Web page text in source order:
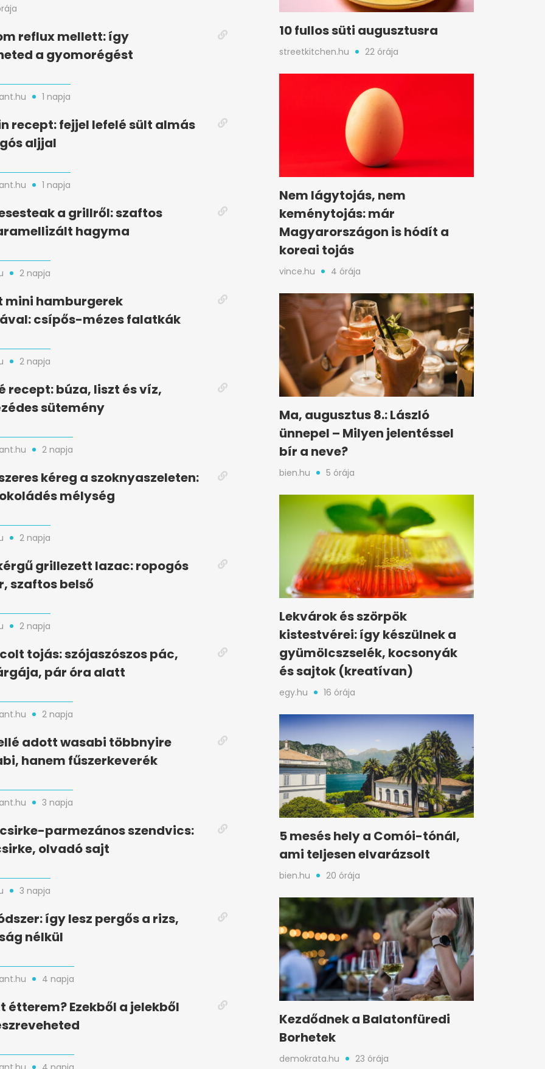
reflux mellett: így
a gyomorégést
1 napja
recept: fejjel lefelé sült almás
aljjal
1 napja
a grillről: szaftos
hagyma
2 napja
mini hamburgerek
csípős-mézes falatkák
2 napja
recept: búza, liszt és víz,
sütemény
2 napja
kéreg a szoknyaszeleten:
mélység
2 napja
grillezett lazac: ropogós
szaftos belső
2 napja
tojás: szójaszószos pác,
pár óra alatt
2 napja
adott wasabi többnyire
hanem fűszerkeverék
3 napja
parmezános szendvics:
olvadó sajt
3 napja
így lesz pergős a rizs,
nélkül
4 napja
étterem? Ezekből a jelekből
10 fullos süti augusztusra
streetkitchen.hu 22 órája
Nem lágytojás, nem
keménytojás: már
Magyarországon is hódít a
koreai tojás
vince.hu 4 órája
Ma, augusztus 8.: László
ünnepel – Milyen jelentéssel
bír a neve?
bien.hu 5 órája
Lekvárok és szörpök
kistestvérei: így készülnek a
gyümölcszselék, kocsonyák
és sajtok (kreatívan)
egy.hu 16 órája
5 mesés hely a Comói-tónál,
ami teljesen elvarázsolt
bien.hu 20 órája
Kezdődnek a Balatonfüredi
Borhetek
demokrata.hu 23 órája